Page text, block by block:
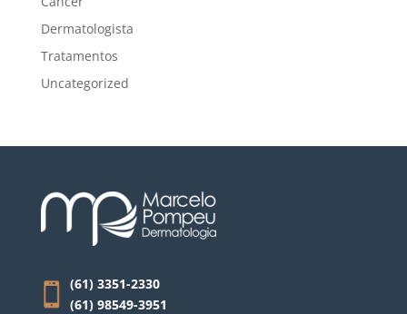
Dermatologista
Tratamentos
Uncategorized
(61) 3351-2330
(61) 98549-3951